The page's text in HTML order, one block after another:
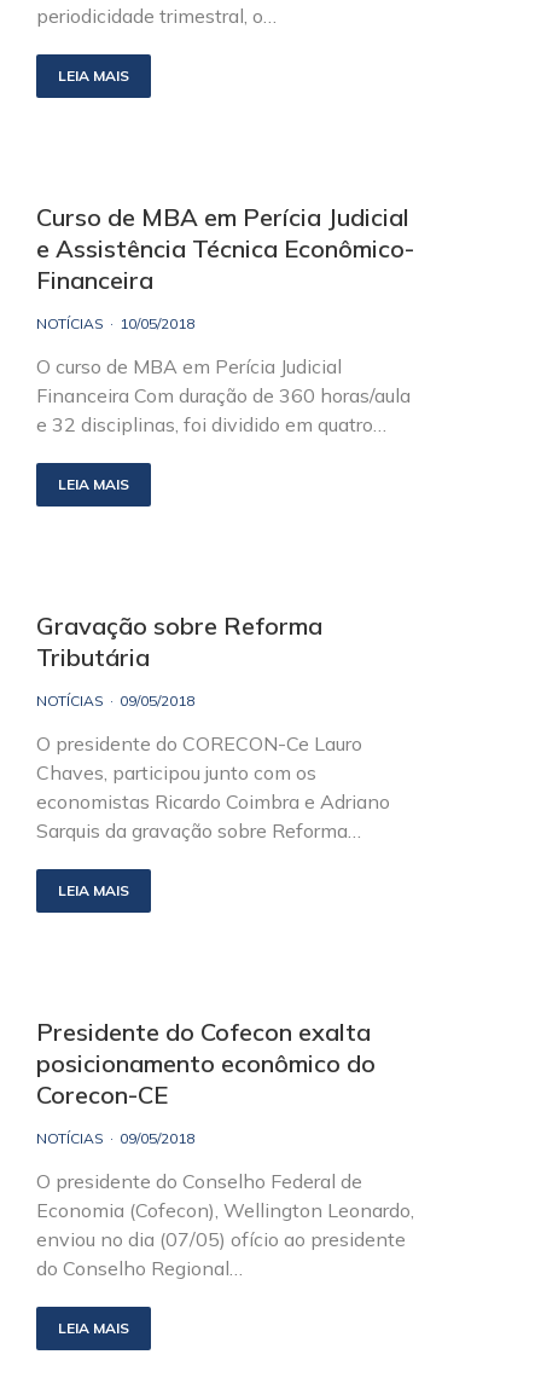
periodicidade trimestral, o…
LEIA MAIS
Curso de MBA em Perícia Judicial
e Assistência Técnica Econômico-
Financeira
NOTÍCIAS 10/05/2018
O curso de MBA em Perícia Judicial
Financeira Com duração de 360 horas/aula
e 32 disciplinas, foi dividido em quatro…
LEIA MAIS
Gravação sobre Reforma
Tributária
NOTÍCIAS 09/05/2018
O presidente do CORECON-Ce Lauro
Chaves, participou junto com os
economistas Ricardo Coimbra e Adriano
Sarquis da gravação sobre Reforma…
LEIA MAIS
Presidente do Cofecon exalta
posicionamento econômico do
Corecon-CE
NOTÍCIAS 09/05/2018
O presidente do Conselho Federal de
Economia (Cofecon), Wellington Leonardo,
enviou no dia (07/05) ofício ao presidente
do Conselho Regional…
LEIA MAIS